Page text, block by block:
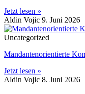
Jetzt lesen »
Aldin Vojic 9. Juni 2026
Uncategorized
Mandantenorientierte
Jetzt lesen »
Aldin Vojic 8. Juni 2026